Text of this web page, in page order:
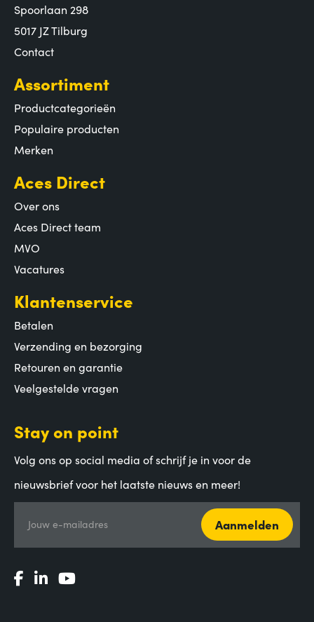
Spoorlaan 298
5017 JZ Tilburg
Contact
Assortiment
Productcategorieën
Populaire producten
Merken
Aces Direct
Over ons
Aces Direct team
MVO
Vacatures
Klantenservice
Betalen
Verzending en bezorging
Retouren en garantie
Veelgestelde vragen
Stay on point
Volg ons op social media of schrijf je in voor de
nieuwsbrief voor het laatste nieuws en meer!
Jouw e-mailadres Aanmelden